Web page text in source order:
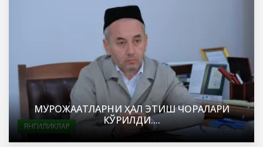
ЯНГИЛИКЛАР
МУРОЖААТЛАРНИ ҲАЛ ЭТИШ ЧОРАЛАРИ
КЎРИЛДИ....